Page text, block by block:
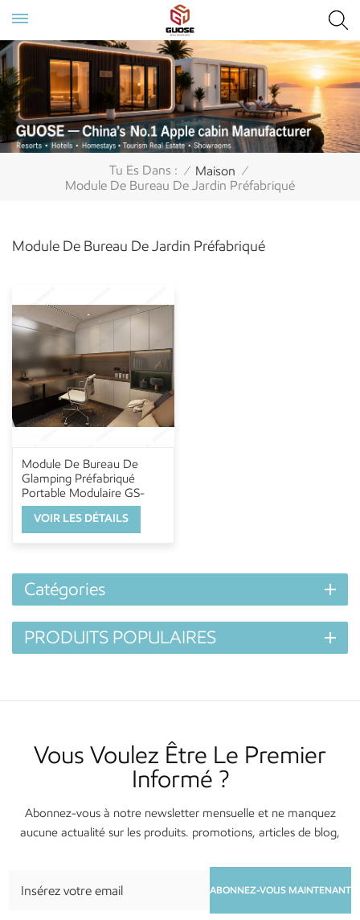
Tu Es Dans : / Maison /
Module De Bureau De Jardin Préfabriqué
Module De Bureau De Jardin Préfabriqué
Module De Bureau De
Glamping Préfabriqué
Portable Modulaire GS-
MB01
VOIR LES DÉTAILS
Catégories
PRODUITS POPULAIRES
Vous Voulez Être Le Premier
Informé ?
Abonnez-vous à notre newsletter mensuelle et ne manquez
aucune actualité sur les produits. promotions, articles de blog,
ABONNEZ-VOUS MAINTENANT